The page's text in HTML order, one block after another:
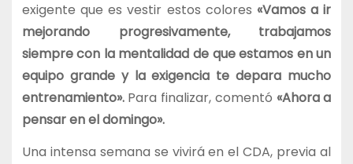
exigente que es vestir estos colores «Vamos a ir
mejorando progresivamente, trabajamos
siempre con la mentalidad de que estamos en un
equipo grande y la exigencia te depara mucho
entrenamiento». Para finalizar, comentó «Ahora a
pensar en el domingo».
Una intensa semana se vivirá en el CDA, previa al